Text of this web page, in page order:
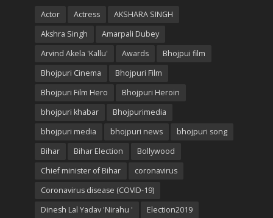
Actor Actress
AKSHARA SINGH
Akshra Singh
Amarpali Dubey
Arvind Akela 'Kallu'
Awards
Bhojpui film
Bhojpuri Cinema
Bhojpuri Film
Bhojpuri Film Hero
Bhojpuri Heroin
bhojpuri khabar
Bhojpurimedia
bhojpuri media
bhojpuri news
bhojpuri song
Bihar
Bihar Election
Bollywood
Chief minister of Bihar
coronavirus
Coronavirus disease (COVID-19)
Dinesh Lal Yadav 'Nirahu '
Election2019